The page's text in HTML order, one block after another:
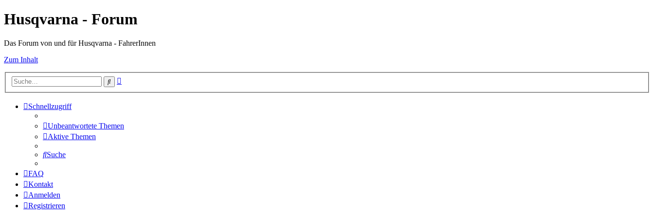
Husqvarna - Forum
Das Forum von und für Husqvarna - FahrerInnen
Zum Inhalt
Suche
Schnellzugriff
Unbeantwortete Themen
Aktive Themen
Suche
FAQ
Kontakt
Anmelden
Registrieren